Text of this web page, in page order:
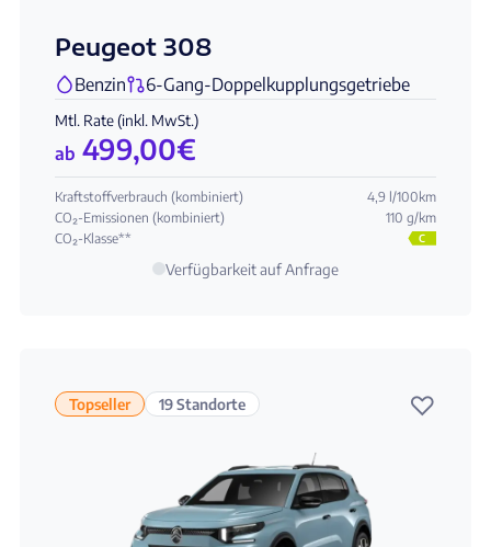
Peugeot 308
Benzin 6-Gang-Doppelkupplungsgetriebe
Mtl. Rate (inkl. MwSt.)
ab 499,00€
Kraftstoffverbrauch (kombiniert)
4,9 l/100km
CO₂-Emissionen (kombiniert)
110 g/km
CO₂-Klasse**
C
Verfügbarkeit auf Anfrage
Topseller 19 Standorte ♡